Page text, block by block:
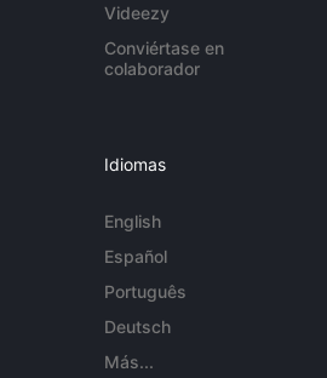
Videezy
Conviértase en
colaborador
Idiomas
English
Español
Português
Deutsch
Más...